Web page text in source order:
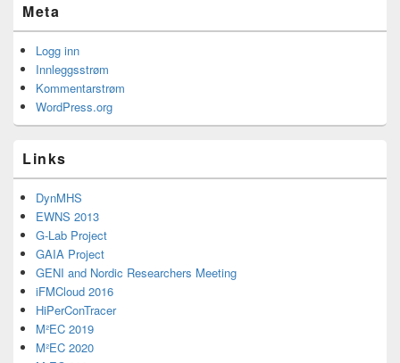
Meta
Logg inn
Innleggsstrøm
Kommentarstrøm
WordPress.org
Links
DynMHS
EWNS 2013
G-Lab Project
GAIA Project
GENI and Nordic Researchers Meeting
iFMCloud 2016
HiPerConTracer
M²EC 2019
M²EC 2020